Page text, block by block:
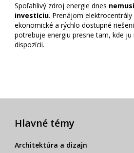
Spoľahlivý zdroj energie dnes
investíciu. Prenájom
ekonomické a rýchlo dostupné
potrebuje energiu presne tam, kde
dispozícii.
Hlavné témy
Architektúra a dizajn